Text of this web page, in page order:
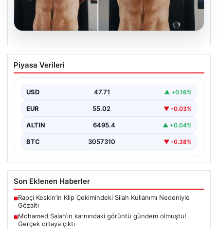
05.08.2026
Mohamed Salah’ın karnındaki görüntü
gündem olmuştu! Gerçek ortaya çıktı
Piyasa Verileri
USD 47.71 ▲ +0.16%
EUR 55.02 ▼ -0.03%
ALTIN 6495.4 ▲ +0.04%
BTC 3057310 ▼ -0.38%
Son Eklenen Haberler
■Rapçi Keskin’in Klip Çekimindeki Silah Kullanımı Nedeniyle
Gözaltı
■Mohamed Salah’ın karnındaki görüntü gündem olmuştu!
Gerçek ortaya çıktı